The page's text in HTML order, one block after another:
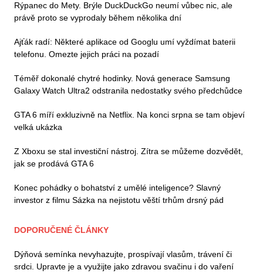
Rýpanec do Mety. Brýle DuckDuckGo neumí vůbec nic, ale
právě proto se vyprodaly během několika dní
Ajťák radí: Některé aplikace od Googlu umí vyždímat baterii
telefonu. Omezte jejich práci na pozadí
Téměř dokonalé chytré hodinky. Nová generace Samsung
Galaxy Watch Ultra2 odstranila nedostatky svého předchůdce
GTA 6 míří exkluzivně na Netflix. Na konci srpna se tam objeví
velká ukázka
Z Xboxu se stal investiční nástroj. Zítra se můžeme dozvědět,
jak se prodává GTA 6
Konec pohádky o bohatství z umělé inteligence? Slavný
investor z filmu Sázka na nejistotu věští trhům drsný pád
DOPORUČENÉ ČLÁNKY
Dýňová semínka nevyhazujte, prospívají vlasům, trávení či
srdci. Upravte je a využijte jako zdravou svačinu i do vaření